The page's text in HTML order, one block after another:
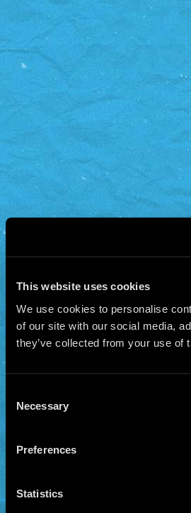
This website uses cookies
We use cookies to personalise
of our site with our social media,
they’ve collected from your use of
Selection
Necessary
Preferences
Statistics
сотрудников, что
Такой вариант
важно получить